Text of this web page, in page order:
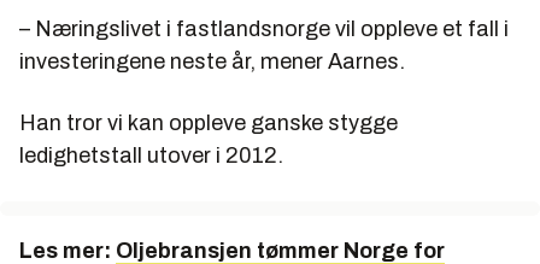
– Næringslivet i fastlandsnorge vil oppleve et fall i
investeringene neste år, mener Aarnes.
Han tror vi kan oppleve ganske stygge
ledighetstall utover i 2012.
Les mer: Oljebransjen tømmer Norge for